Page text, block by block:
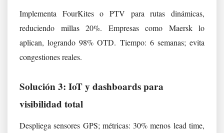
Implementa FourKites o PTV para rutas dinámicas,
reduciendo millas 20%. Empresas como Maersk lo
aplican, logrando 98% OTD. Tiempo: 6 semanas; evita
congestiones reales.
Solución 3: IoT y dashboards para
visibilidad total
Despliega sensores GPS; métricas: 30% menos lead time,